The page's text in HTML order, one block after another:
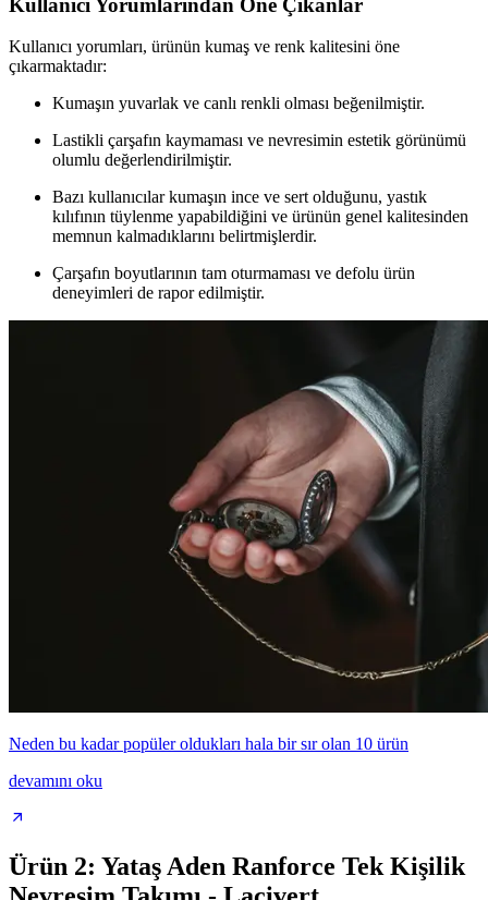
Kullanıcı yorumları, ürünün kumaş ve renk kalitesini öne
çıkarmaktadır:
Kumaşın yuvarlak ve canlı renkli olması beğenilmiştir.
Lastikli çarşafın kaymaması ve nevresimin estetik görünümü
olumlu değerlendirilmiştir.
Bazı kullanıcılar kumaşın ince ve sert olduğunu, yastık
kılıfının tüylenme yapabildiğini ve ürünün genel kalitesinden
memnun kalmadıklarını belirtmişlerdir.
Çarşafın boyutlarının tam oturmaması ve defolu ürün
deneyimleri de rapor edilmiştir.
Neden bu kadar popüler oldukları hala bir sır olan 10 ürün
devamını oku
Ürün 2: Yataş Aden Ranforce Tek Kişilik